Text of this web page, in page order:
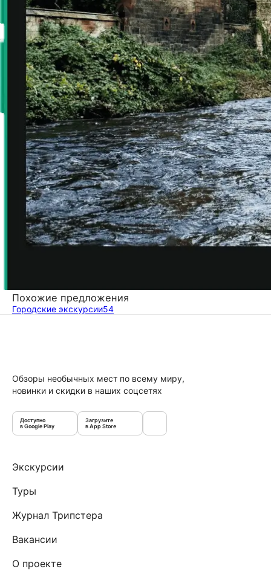
Похожие предложения
Городские экскурсии54
Обзоры необычных мест по всему миру,
новинки и скидки в наших соцсетях
Доступно
в Google Play
Загрузите
в App Store
Экскурсии
Туры
Журнал Трипстера
Вакансии
О проекте